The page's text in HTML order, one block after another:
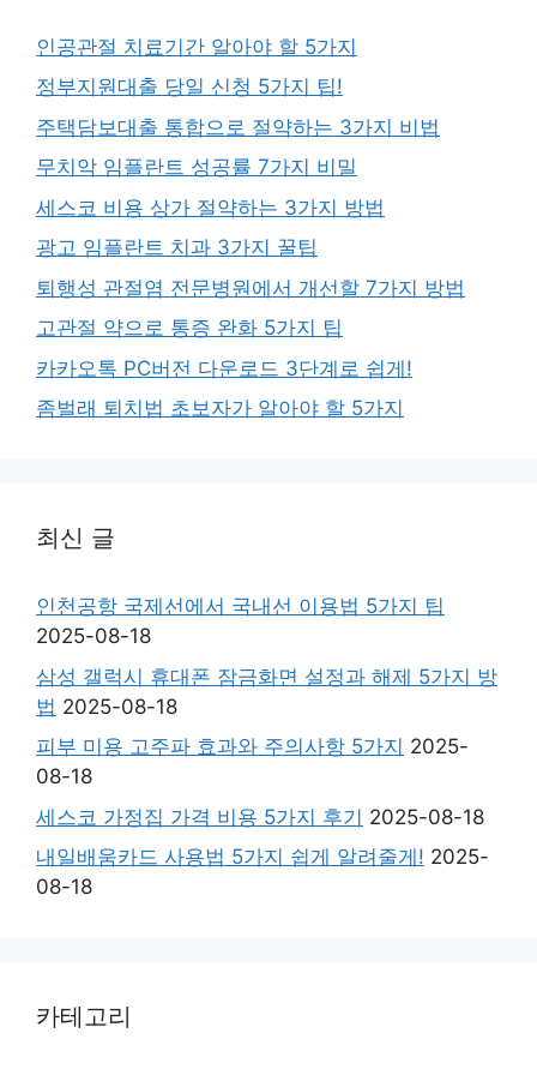
인공관절 치료기간 알아야 할 5가지
정부지원대출 당일 신청 5가지 팁!
주택담보대출 통합으로 절약하는 3가지 비법
무치악 임플란트 성공률 7가지 비밀
세스코 비용 상가 절약하는 3가지 방법
광고 임플란트 치과 3가지 꿀팁
퇴행성 관절염 전문병원에서 개선할 7가지 방법
고관절 약으로 통증 완화 5가지 팁
카카오톡 PC버전 다운로드 3단계로 쉽게!
좀벌래 퇴치법 초보자가 알아야 할 5가지
최신 글
인천공항 국제선에서 국내선 이용법 5가지 팁
2025-08-18
삼성 갤럭시 휴대폰 잠금화면 설정과 해제 5가지 방
법 2025-08-18
피부 미용 고주파 효과와 주의사항 5가지 2025-
08-18
세스코 가정집 가격 비용 5가지 후기 2025-08-18
내일배움카드 사용법 5가지 쉽게 알려줄게! 2025-
08-18
카테고리